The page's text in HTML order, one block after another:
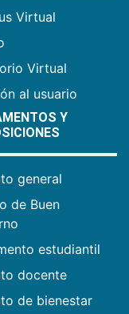
Virtual
Virtual
al usuario
Y
general
de Buen
estudiantil
docente
de bienestar